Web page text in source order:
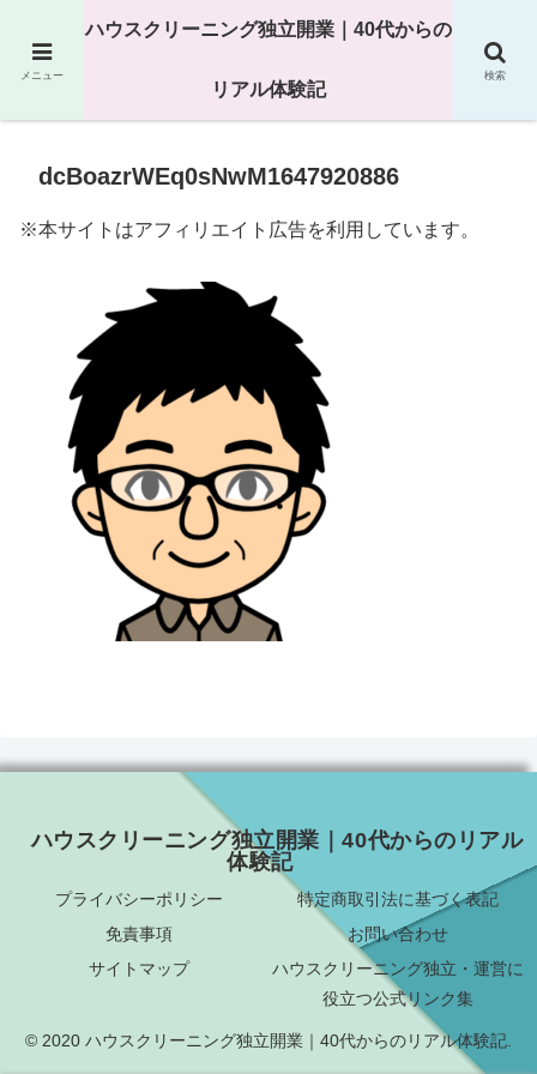
25年以上の現場経験をもとにハウスクリーニング独立の現実
dcBoazrWEq0sNwM1647920886
※本サイトはアフィリエイト広告を利用しています。
ハウスクリーニング独立開業｜40代からのリアル
体験記
プライバシーポリシー
特定商取引法に基づく表記
免責事項
お問い合わせ
サイトマップ
ハウスクリーニング独立・運営に
役立つ公式リンク集
© 2020 ハウスクリーニング独立開業｜40代からのリアル体験記.
メニュー
ハウスクリーニング独立開業｜40代からの
リアル体験記
検索